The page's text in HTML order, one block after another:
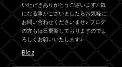
いただきありがとうございます♪ 気
になる事がごさいましたらお気軽に
お問い合わせくださいませ♪ ブログ
の方も毎日更新しておりますのでよ
ろしくお願いいたします♪
Blog